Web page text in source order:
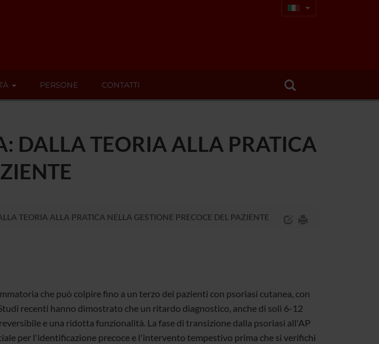
PERSONE CONTATTI
DALLA TEORIA ALLA PRATICA
TEORIA ALLA PRATICA NELLA GESTIONE PRECOCE DEL PAZIENTE
che può colpire fino a un terzo dei pazienti con psoriasi cutanea, con
recenti hanno dimostrato che un ritardo diagnostico, anche di soli 6-12
e una ridotta funzionalità. La fase di transizione dalla psoriasi all'AP
per l'identificazione precoce e l'intervento tempestivo prima che si verifichi